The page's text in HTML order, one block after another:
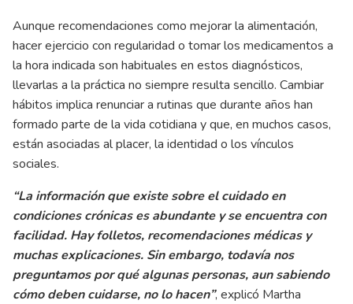
Aunque recomendaciones como mejorar la alimentación,
hacer ejercicio con regularidad o tomar los medicamentos a
la hora indicada son habituales en estos diagnósticos,
llevarlas a la práctica no siempre resulta sencillo. Cambiar
hábitos implica renunciar a rutinas que durante años han
formado parte de la vida cotidiana y que, en muchos casos,
están asociadas al placer, la identidad o los vínculos
sociales.
“La información que existe sobre el cuidado en
condiciones crónicas es abundante y se encuentra con
facilidad. Hay folletos, recomendaciones médicas y
muchas explicaciones. Sin embargo, todavía nos
preguntamos por qué algunas personas, aun sabiendo
cómo deben cuidarse, no lo hacen”, explicó Martha